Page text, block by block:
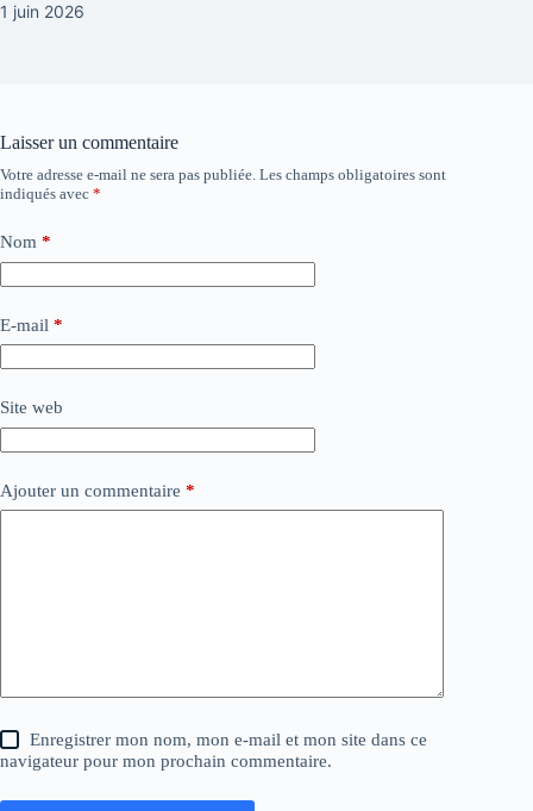
1 juin 2026
Laisser un commentaire
Votre adresse e-mail ne sera pas publiée. Les champs obligatoires sont
indiqués avec *
Nom *
E-mail *
Site web
Ajouter un commentaire *
Enregistrer mon nom, mon e-mail et mon site dans ce
navigateur pour mon prochain commentaire.